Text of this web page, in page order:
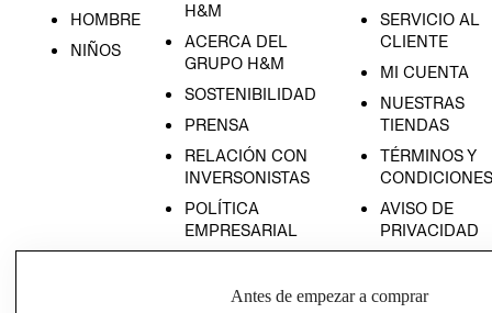
HOMBRE
NIÑOS
H&M
ACERCA DEL
GRUPO H&M
SOSTENIBILIDAD
PRENSA
RELACIÓN CON
INVERSONISTAS
POLÍTICA
EMPRESARIAL
SERVICIO AL
CLIENTE
MI CUENTA
NUESTRAS
TIENDAS
TÉRMINOS Y
CONDICIONES
AVISO DE
PRIVACIDAD
AVISO DE
Antes de empezar a comprar